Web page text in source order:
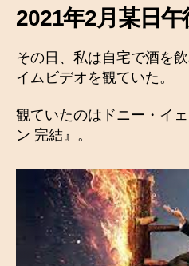
2021年2月某日
その日、私は自宅で酒を
イムビデオを観ていた。
観ていたのはドニー・イ
ン 完結』。